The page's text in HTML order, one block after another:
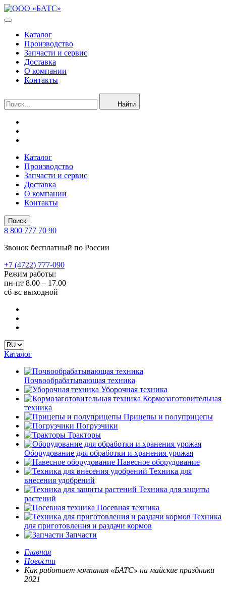
Каталог
Производство
Запчасти и сервис
Доставка
О компании
Контакты
Найти
Каталог
Производство
Запчасти и сервис
Доставка
О компании
Контакты
Поиск
8 800 777 70 90
Звонок бесплатный по России
+7 (4722) 777-090
Режим работы:
пн-пт 8.00 – 17.00
сб-вс выходной
Каталог
Почвообрабатывающая техника
Уборочная техника
Кормозаготовительная
техника
Прицепы и полуприцепы
Погрузчики
Тракторы
Оборудование для обработки и хранения урожая
Навесное оборудование
Техника для
внесения удобрений
Техника для защиты
растений
Посевная техника
Техника
для приготовления и раздачи кормов
Запчасти
Главная
Новости
Как работает компания «БАТС» на майские праздники
2021